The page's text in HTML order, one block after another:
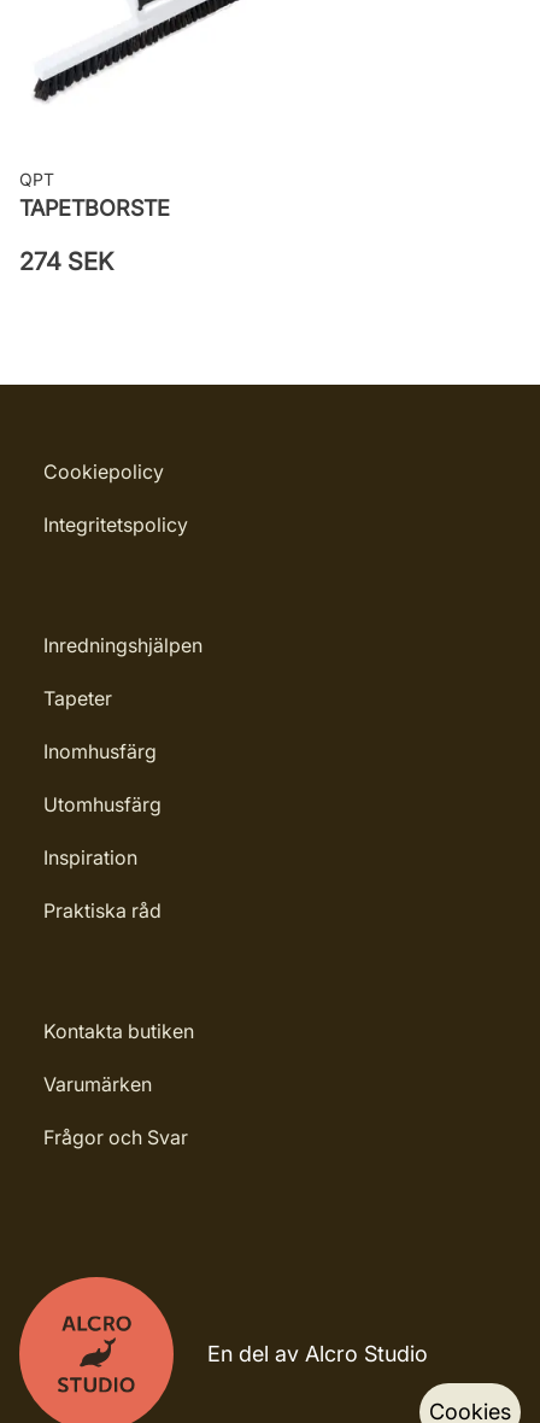
QPT
TAPETBORSTE
274 SEK
Cookiepolicy
Integritetspolicy
Inredningshjälpen
Tapeter
Inomhusfärg
Utomhusfärg
Inspiration
Praktiska råd
Kontakta butiken
Varumärken
Frågor och Svar
En del av Alcro Studio
Cookies